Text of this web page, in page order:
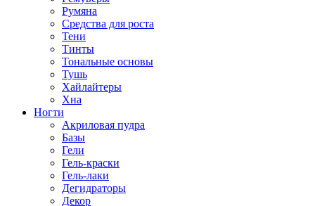
Румяна
Средства для роста
Тени
Тинты
Тональные основы
Тушь
Хайлайтеры
Хна
Ногти
Акриловая пудра
Базы
Гели
Гель-краски
Гель-лаки
Дегидраторы
Декор